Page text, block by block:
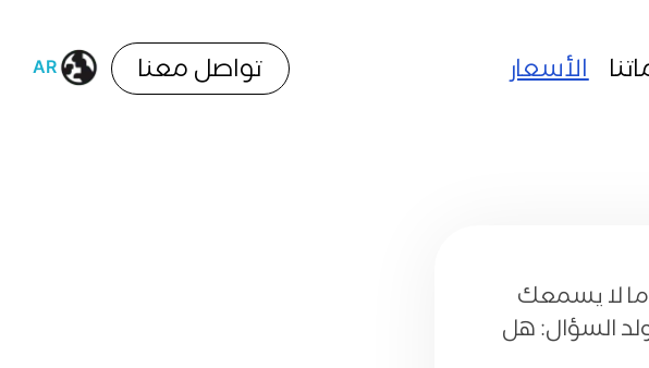
الأسعار AR
EN تواصل معنا
لا يسمعك
السؤال: هل